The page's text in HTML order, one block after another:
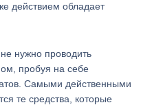
действием обладает
нужно проводить
пробуя на себе
Самыми действенными
те средства, которые